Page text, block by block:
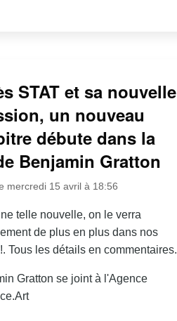
STAT et sa nouvelle
un nouveau
débute dans la
Benjamin Gratton
mercredi 15 avril à 18:56
telle nouvelle, on le verra
de plus en plus dans nos
Tous les détails en commentaires.
Gratton se joint à l'Agence